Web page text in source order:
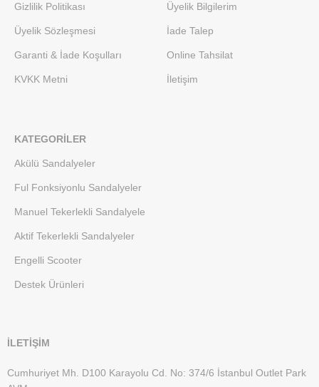
Gizlilik Politikası
Üyelik Sözleşmesi
Garanti & İade Koşulları
KVKK Metni
Üyelik Bilgilerim
İade Talep
Online Tahsilat
İletişim
KATEGORILER
Akülü Sandalyeler
Ful Fonksiyonlu Sandalyeler
Manuel Tekerlekli Sandalyele
Aktif Tekerlekli Sandalyeler
Engelli Scooter
Destek Ürünleri
İLETİŞİM
Cumhuriyet Mh. D100 Karayolu Cd. No: 374/6 İstanbul Outlet Park